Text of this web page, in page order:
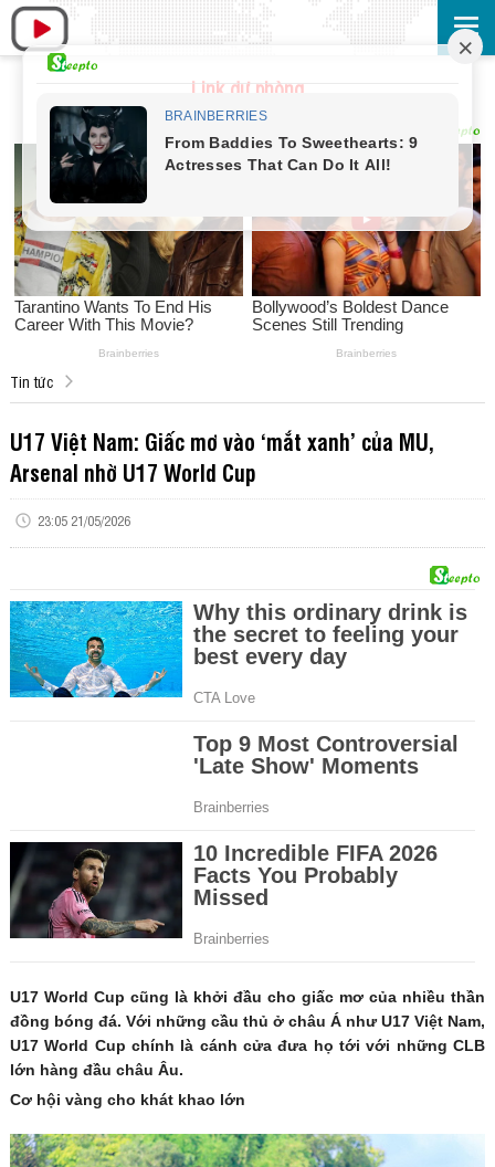
Link dự phòng
Tin tức
U17 Việt Nam: Giấc mơ vào ‘mắt xanh’ của MU,
Arsenal nhờ U17 World Cup
23:05 21/05/2026
U17 World Cup cũng là khởi đầu cho giấc mơ của nhiều thần
đồng bóng đá. Với những cầu thủ ở châu Á như U17 Việt Nam,
U17 World Cup chính là cánh cửa đưa họ tới với những CLB
lớn hàng đầu châu Âu.
Cơ hội vàng cho khát khao lớn